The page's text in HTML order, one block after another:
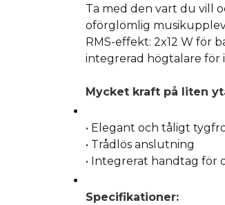
Ta med den vart du vill
oförglömlig
RMS-effekt: 2x12 W för
integrerad högtalare för
Mycket kraft på liten
• Elegant och tåligt
• Trådlös anslutning
• Integrerat handtag för
Specifikationer: